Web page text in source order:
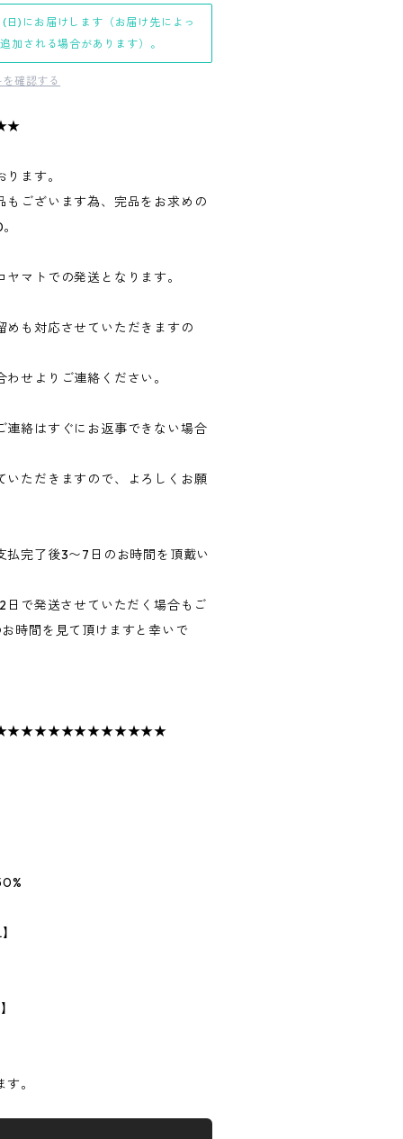
)にお届けします（お届け先によっ
加される場合があります）。
確認する
ます。
ございます為、完品をお求めの
マトでの発送となります。
めも対応させていただきますの
せよりご連絡ください。
連絡はすぐにお返事できない場合
いただきますので、よろしくお願
払完了後3〜7日のお時間を頂戴い
日で発送させていただく場合もご
時間を見て頂けますと幸いで
。